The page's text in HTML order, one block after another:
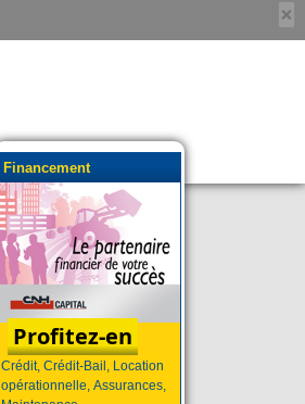
×
Financement
Crédit, Crédit-Bail, Location
opérationnelle, Assurances,
Profitez-en